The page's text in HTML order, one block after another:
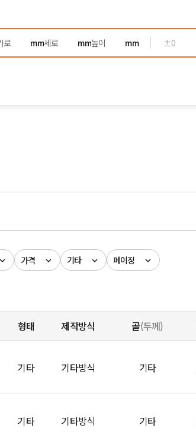
±0
가격 기타 페이징
형태 제작방식 골(두께)
기타 기타방식 기타
기타 기타방식 기타